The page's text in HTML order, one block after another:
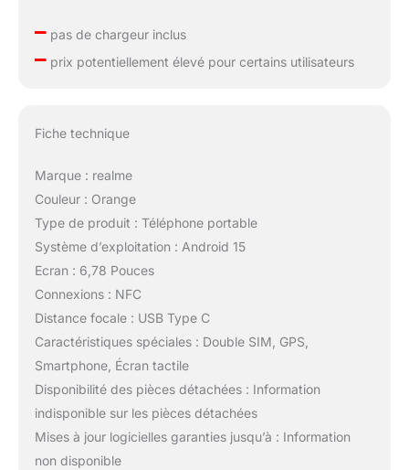
–pas de chargeur inclus
–prix potentiellement élevé pour certains utilisateurs
Fiche technique
Marque : realme
Couleur : Orange
Type de produit : Téléphone portable
Système d’exploitation : Android 15
Ecran : 6,78 Pouces
Connexions : NFC
Distance focale : USB Type C
Caractéristiques spéciales : Double SIM, GPS,
Smartphone, Écran tactile
Disponibilité des pièces détachées : Information
indisponible sur les pièces détachées
Mises à jour logicielles garanties jusqu’à : Information
non disponible